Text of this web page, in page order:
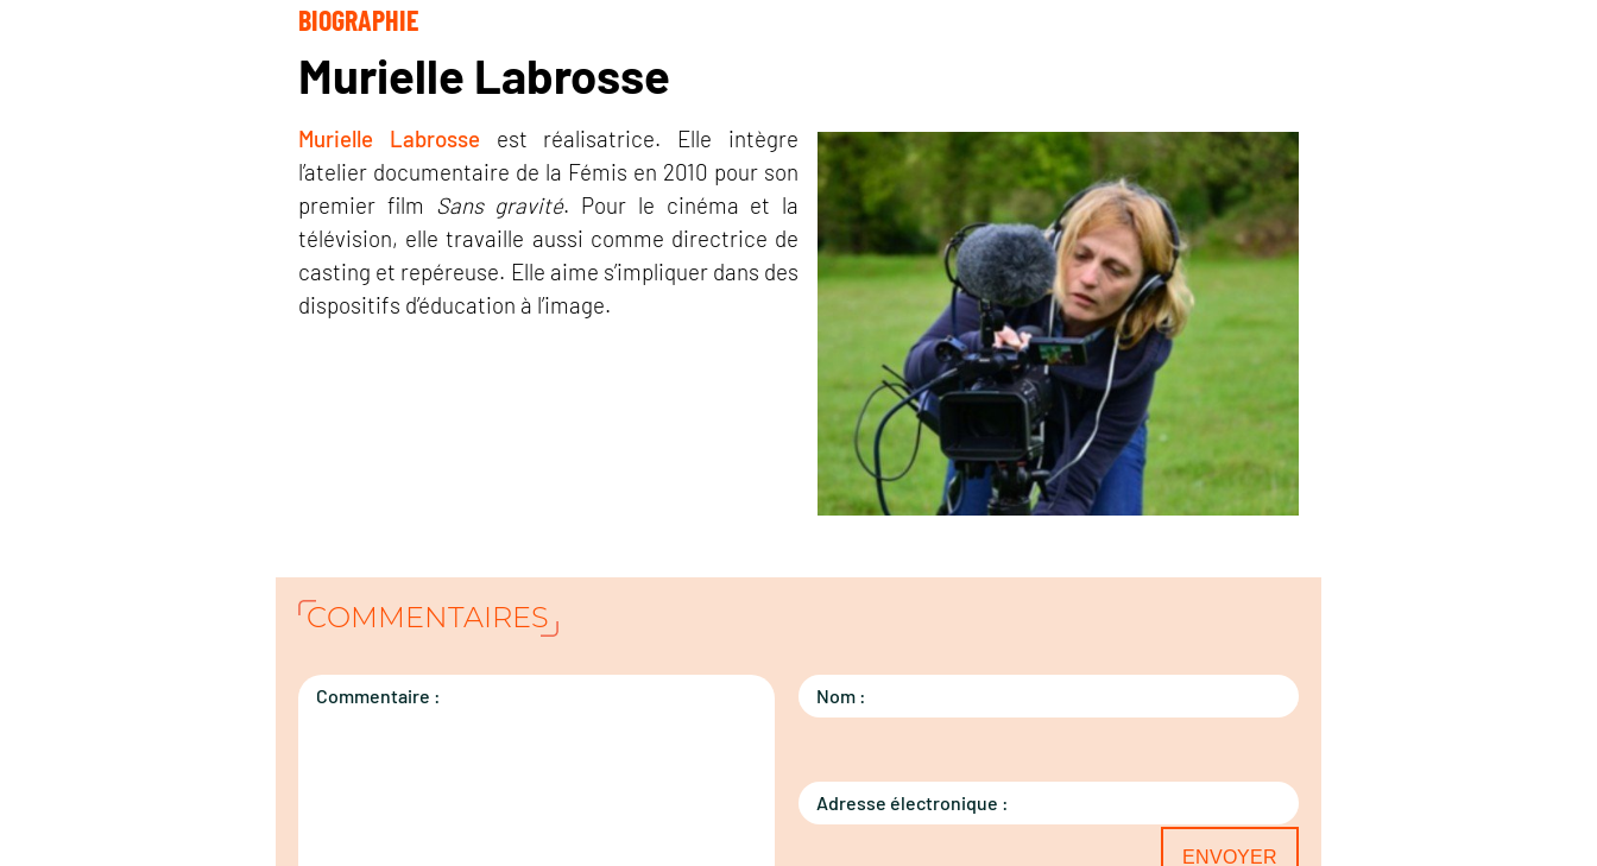
BIOGRAPHIE
Murielle Labrosse
Murielle Labrosse est réalisatrice. Elle intègre
l’atelier documentaire de la Fémis en 2010 pour son
premier film Sans gravité. Pour le cinéma et la
télévision, elle travaille aussi comme directrice de
casting et repéreuse. Elle aime s’impliquer dans des
dispositifs d’éducation à l’image.
COMMENTAIRES
Nom :
Adresse électronique :
Commentaire :